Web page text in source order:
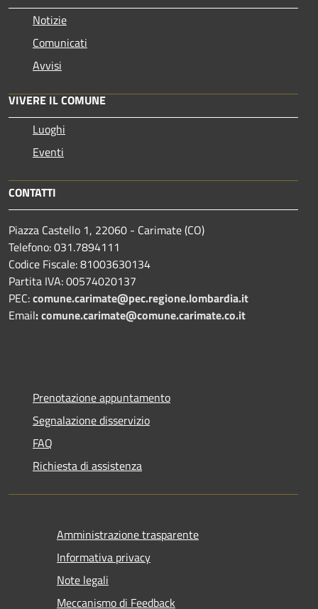
Notizie
Comunicati
Avvisi
VIVERE IL COMUNE
Luoghi
Eventi
CONTATTI
Piazza Castello 1, 22060 - Carimate (CO)
Telefono: 031.7894111
Codice Fiscale: 81003630134
Partita IVA: 00574020137
PEC:comune.carimate@pec.regione.lombardia.it
Email:comune.carimate@comune.carimate.co.it
Prenotazione appuntamento
Segnalazione disservizio
FAQ
Richiesta di assistenza
Amministrazione trasparente
Informativa privacy
Note legali
Meccanismo di Feedback